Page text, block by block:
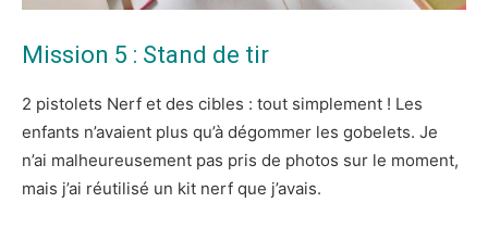
Mission 5 : Stand de tir
2 pistolets Nerf et des cibles : tout simplement ! Les
enfants n’avaient plus qu’à dégommer les gobelets. Je
n’ai malheureusement pas pris de photos sur le moment,
mais j’ai réutilisé un kit nerf que j’avais.